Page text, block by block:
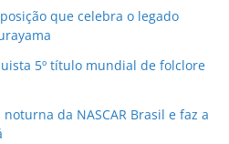
que celebra o legado
5º título mundial de folclore
da NASCAR Brasil e faz a